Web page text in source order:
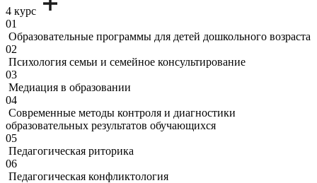
4 курс
01
Образовательные программы для детей дошкольного возраста
02
Психология семьи и семейное консультирование
03
Медиация в образовании
04
Современные методы контроля и диагностики
образовательных результатов обучающихся
05
Педагогическая риторика
06
Педагогическая конфликтология